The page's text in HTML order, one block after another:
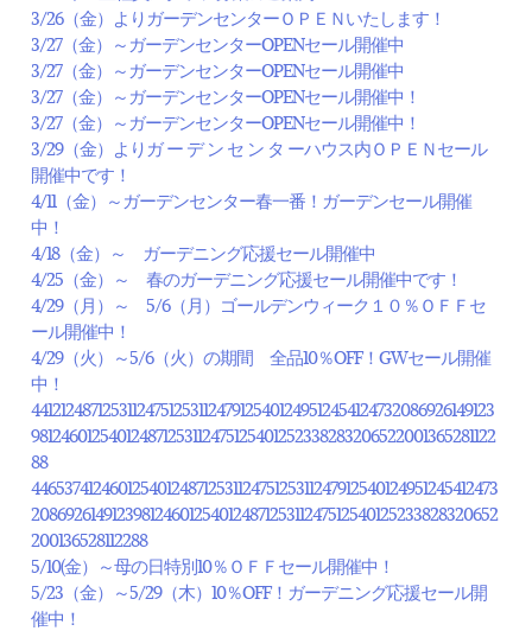
3/26（金）よりガーデンセンターＯＰＥＮいたします！
3/27（金）～ガーデンセンターOPENセール開催中
3/27（金）～ガーデンセンターOPENセール開催中
3/27（金）～ガーデンセンターOPENセール開催中！
3/27（金）～ガーデンセンターOPENセール開催中！
3/29（金）よりガ ー デ ン セ ン タ ーハウス内ＯＰＥＮセール
開催中です！
4/11（金）～ガーデンセンター春一番！ガーデンセール開催
中！
4/18（金）～ ガーデニング応援セール開催中
4/25（金）～ 春のガーデニング応援セール開催中です！
4/29（月）～ 5/6（月）ゴールデンウィーク１０％ＯＦＦセ
ール開催中！
4/29（火）～5/6（火）の期間 全品10％OFF！GWセール開催
中！
44121248712531124751253112479125401249512454124732086926149123
981246012540124871253112475125401252338283206522001365281122
88
44653741246012540124871253112475125311247912540124951245412473
208692614912398124601254012487125311247512540125233828320652
200136528112288
5/10(金）～母の日特別10％ＯＦＦセール開催中！
5/23（金）～5/29（木）10％OFF！ガーデニング応援セール開
催中！